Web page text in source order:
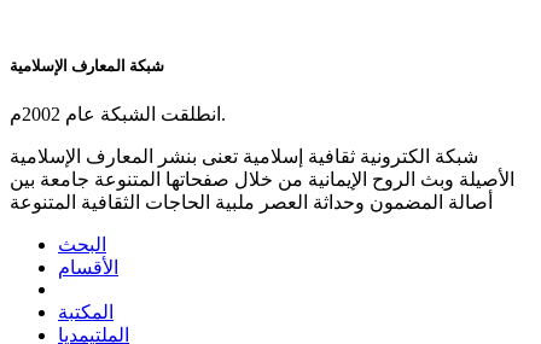
شبكة المعارف الإسلامية
انطلقت الشبكة عام 2002م.
شبكة الكترونية ثقافية إسلامية تعنى بنشر المعارف الإسلامية
الأصيلة وبث الروح الإيمانية من خلال صفحاتها المتنوعة جامعة بين
أصالة المضمون وحداثة العصر ملبية الحاجات الثقافية المتنوعة
البحث
الأقسام
المكتبة
الملتيمديا